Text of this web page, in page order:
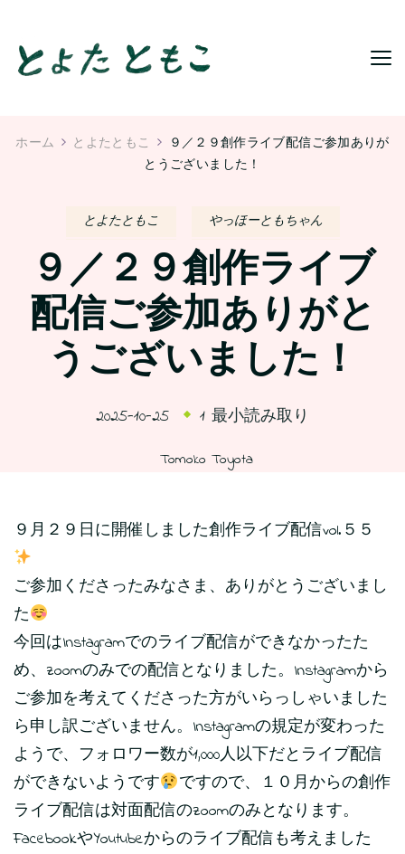
ホーム とよたともこ
９／２９創作ライブ配信ご参加ありが
とうございました！
とよたともこ やっほーともちゃん
９／２９創作ライブ
配信ご参加ありがと
うございました！
2025-10-25 1 最小読み取り
Tomoko Toyota
９月２９日に開催しました創作ライブ配信vol.５５
ご参加くださったみなさま、ありがとうございまし
た
今回はInstagramでのライブ配信ができなかったた
め、zoomのみでの配信となりました。Instagramから
ご参加を考えてくださった方がいらっしゃいました
ら申し訳ございません。Instagramの規定が変わった
ようで、フォロワー数が1,000人以下だとライブ配信
ができないようです
ですので、１０月からの創作
ライブ配信は対面配信のzoomのみとなります。
FacebookやYoutubeからのライブ配信も考えました